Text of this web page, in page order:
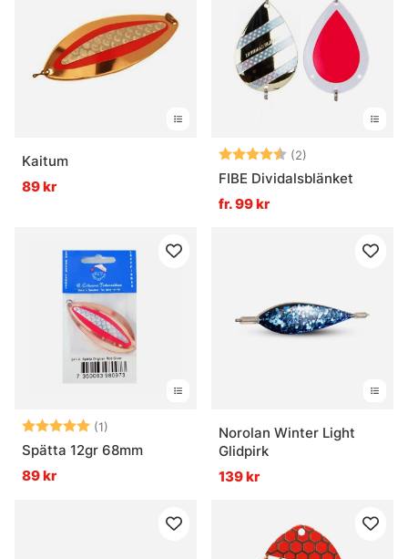
Kaitum
89 kr
Betyg: (2)
FIBE Dividalsblänket
fr. 99 kr
Betyg: (1)
5.0 utav 5 stjärnor
Spätta 12gr 68mm
89 kr
Norolan Winter Light
Glidpirk
139 kr